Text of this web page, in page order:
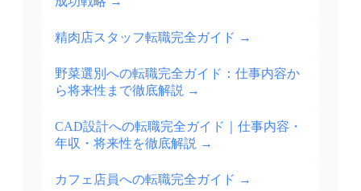
精肉店スタッフ転職完全ガイド →
野菜選別への転職完全ガイド：仕事内容か
ら将来性まで徹底解説 →
CAD設計への転職完全ガイド｜仕事内容・
年収・将来性を徹底解説 →
カフェ店員への転職完全ガイド →